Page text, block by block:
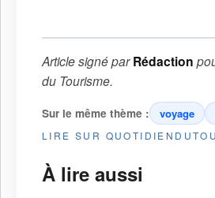
Article signé parRédaction
du Tourisme.
Sur le même thème : voyage
LIRE SUR
À lire aussi